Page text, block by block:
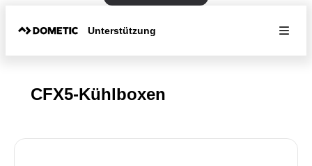
Unterstützung
CFX5-Kühlboxen